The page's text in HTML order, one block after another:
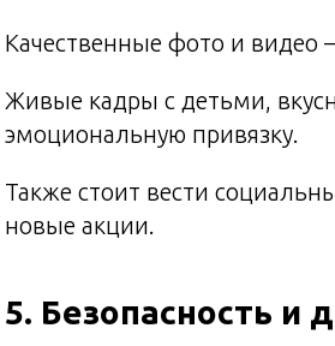
Качественные фото и видео
Живые кадры с детьми,
эмоциональную привязку.
Также стоит вести
новые акции.
5. Безопасность и